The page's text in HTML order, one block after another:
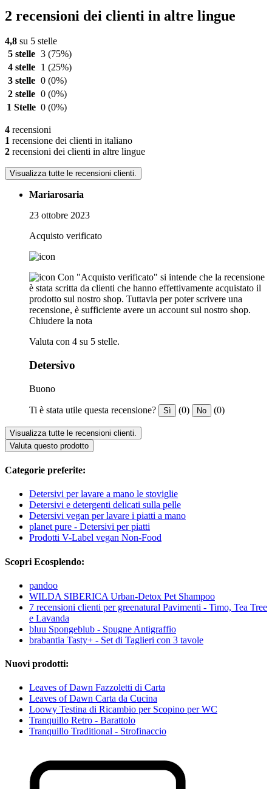
2 recensioni dei clienti in altre lingue
4,8 su 5 stelle
5 stelle 3 (75%)
4 stelle
1 (25%)
3 stelle 0 (0%)
2 stelle 0 (0%)
1 Stelle 0 (0%)
4 recensioni
1 recensione dei clienti in italiano
2 recensioni dei clienti in altre lingue
Visualizza tutte le recensioni clienti.
Mariarosaria
23 ottobre 2023
Acquisto verificato
Con "Acquisto verificato" si intende che la recensione
è stata scritta da clienti che hanno effettivamente acquistato il
prodotto sul nostro shop. Tuttavia per poter scrivere una
recensione, è sufficiente avere un account sul nostro shop.
Chiudere la nota
Valuta con 4 su 5 stelle.
Detersivo
Buono
Ti è stata utile questa recensione? Sì (0) No (0)
Visualizza tutte le recensioni clienti.
Valuta questo prodotto
Categorie preferite:
Detersivi per lavare a mano le stoviglie
Detersivi e detergenti delicati sulla pelle
Detersivi vegan per lavare i piatti a mano
planet pure - Detersivi per piatti
Prodotti V-Label vegan Non-Food
Scopri Ecosplendo:
pandoo
WILDA SIBERICA Urban-Detox Pet Shampoo
7 recensioni clienti per greenatural Pavimenti - Timo, Tea Tree
e Lavanda
bluu Spongeblub - Spugne Antigraffio
brabantia Tasty+ - Set di Taglieri con 3 tavole
Nuovi prodotti:
Leaves of Dawn Fazzoletti di Carta
Leaves of Dawn Carta da Cucina
Loowy Testina di Ricambio per Scopino per WC
Tranquillo Retro - Barattolo
Tranquillo Traditional - Strofinaccio